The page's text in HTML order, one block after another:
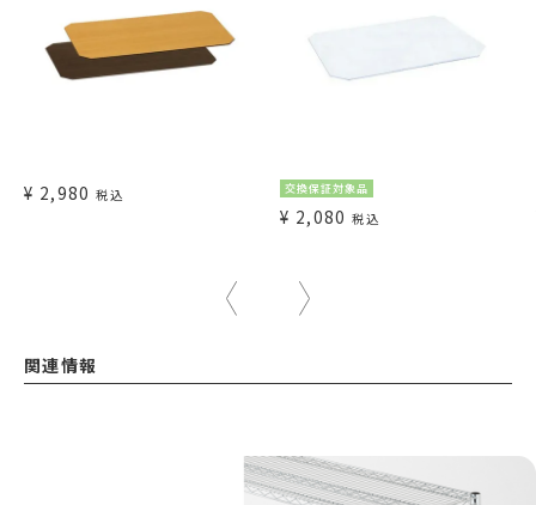
¥ 2,980 税込 交換保証対象品
¥ 2,080 税込
関連情報